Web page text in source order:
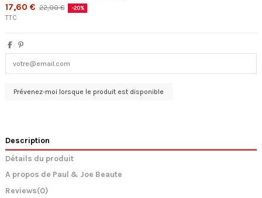
17,60 € 22,00 € -20%
TTC
Description
Détails du produit
A propos de Paul & Joe Beaute
Reviews(0)